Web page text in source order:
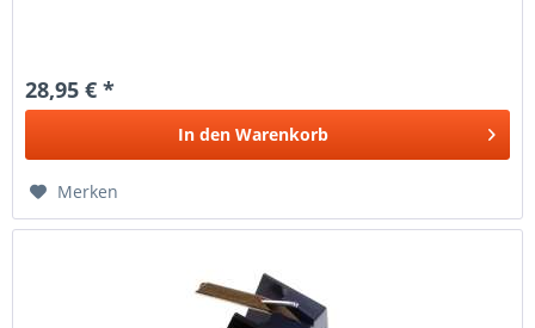
28,95 € *
In den Warenkorb
Merken